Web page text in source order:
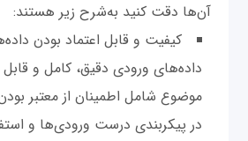
آن‌ها دقت کنید به‌شرح زیر هستند:
کیفیت و قابل اعتماد بودن
داده‌های ورودی دقیق، کامل و قابل
موضوع شامل اطمینان از معتبر
در پیکربندی درست ورودی‌ها و